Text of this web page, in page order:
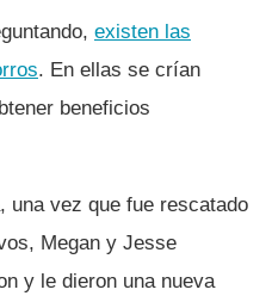
existen las
. En ellas se crí­an
beneficios
una vez que fue rescatado
Megan y Jesse
y le dieron una nueva